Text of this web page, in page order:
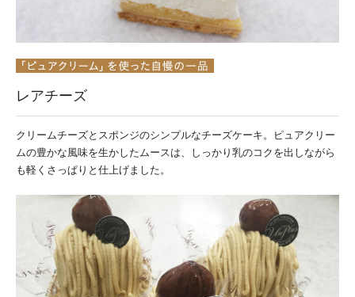
レアチーズ
クリームチーズとスポンジのシンプルなチーズケーキ。ピュアクリー
ムの豊かな風味を生かしたムースは、しっかり乳のコクを出しながら
も軽くさっぱりと仕上げました。